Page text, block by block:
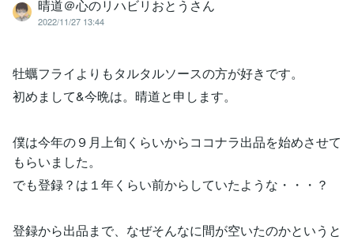
晴道＠心のリハビリおとうさん
2022/11/27 13:44
牡蠣フライよりもタルタルソースの方が好きです。
初めまして&今晩は。晴道と申します。
僕は今年の９月上旬くらいからココナラ出品を始めさせて
もらいました。
でも登録？は１年くらい前からしていたような・・・？
登録から出品まで、なぜそんなに間が空いたのかというと